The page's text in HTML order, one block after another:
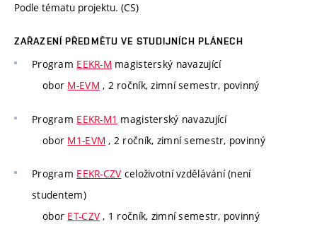
Podle tématu projektu. (CS)
ZAŘAZENÍ PŘEDMĚTU VE STUDIJNÍCH PLÁNECH
Program EEKR-M magisterský navazující
obor M-EVM , 2 ročník, zimní semestr, povinný
Program EEKR-M1 magisterský navazující
obor M1-EVM , 2 ročník, zimní semestr, povinný
Program EEKR-CZV celoživotní vzdělávání (není
studentem)
obor ET-CZV , 1 ročník, zimní semestr, povinný